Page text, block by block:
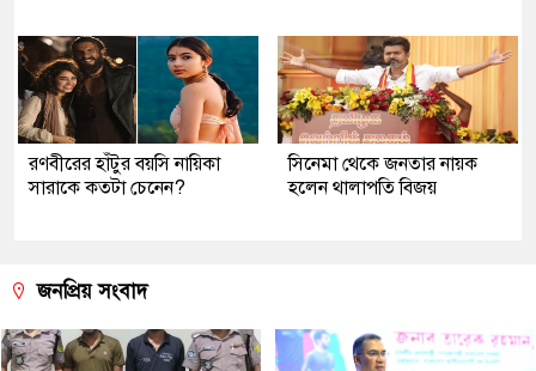
রণবীরের হাঁটুর বয়সি নায়িকা
সারাকে কতটা চেনেন?
সিনেমা থেকে জনতার নায়ক
হলেন থালাপতি বিজয়
জনপ্রিয় সংবাদ